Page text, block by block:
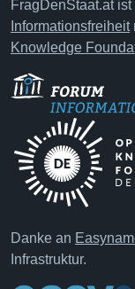
FragDenStaat.at
Informationsfreiheit
Knowledge
Danke an
Infrastruktur.